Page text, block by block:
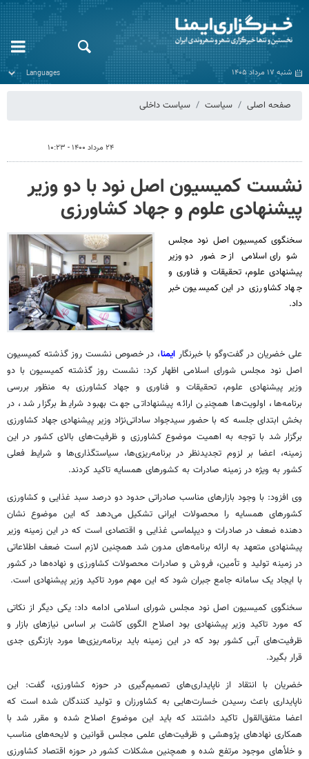
شنبه ۱۷ مرداد ۱۴۰۵
صفحه اصلی سیاست سیاست داخلی
۲۴ مرداد ۱۴۰۰ - ۱۰:۲۳
نشست کمیسیون اصل نود با دو وزیر
پیشنهادی علوم و جهاد کشاورزی
سخنگوی کمیسیون اصل نود مجلس
شورای اسلامی از حضور دو وزیر
پیشنهادی علوم، تحقیقات و فناوری و
جهاد کشاورزی در این کمیسیون خبر
داد.
علی خضریان در گفت‌وگو با خبرنگار ایمنا، در خصوص نشست روز گذشته کمیسیون
اصل نود مجلس شورای اسلامی اظهار کرد: نشست روز گذشته کمیسیون با دو
وزیر پیشنهادی علوم، تحقیقات و فناوری و جهاد کشاورزی به منظور بررسی
برنامه‌ها، اولویت‌ها همچنین ارائه پیشنهاداتی جهت بهبود شرایط برگزار شد، در
بخش ابتدای جلسه که با حضور سیدجواد ساداتی‌نژاد وزیر پیشنهادی جهاد کشاورزی
برگزار شد با توجه به اهمیت موضوع کشاورزی و ظرفیت‌های بالای کشور در این
زمینه، اعضا بر لزوم تجدیدنظر در برنامه‌ریزی‌ها، سیاستگذاری‌ها و شرایط فعلی
کشور به ویژه در زمینه صادرات به کشورهای همسایه تاکید کردند.
وی افزود: با وجود بازارهای مناسب صادراتی حدود دو درصد سبد غذایی و کشاورزی
کشورهای همسایه را محصولات ایرانی تشکیل می‌دهد که این موضوع نشان
دهنده ضعف در صادرات و دیپلماسی غذایی و اقتصادی است که در این زمینه وزیر
پیشنهادی متعهد به ارائه برنامه‌های مدون شد همچنین لازم است ضعف اطلاعاتی
در زمینه تولید و تأمین، فروش و صادرات محصولات کشاورزی و نهاده‌ها در کشور
با ایجاد یک سامانه جامع جبران شود که این مهم مورد تاکید وزیر پیشنهادی است.
سخنگوی کمیسیون اصل نود مجلس شورای اسلامی ادامه داد: یکی دیگر از نکاتی
که مورد تاکید وزیر پیشنهادی بود اصلاح الگوی کاشت بر اساس نیازهای بازار و
ظرفیت‌های آبی کشور بود که در این زمینه باید برنامه‌ریزی‌ها مورد بازنگری جدی
قرار بگیرد.
خضریان با انتقاد از ناپایداری‌های تصمیم‌گیری در حوزه کشاورزی، گفت: این
ناپایداری باعث رسیدن خسارت‌هایی به کشاورزان و تولید کنندگان شده است که
اعضا متفق‌القول تاکید داشتند که باید این موضوع اصلاح شده و مقرر شد با
همکاری نهادهای پژوهشی و ظرفیت‌های علمی مجلس قوانین و لایحه‌های مناسب
وخلأهای موجود مرتفع شده و همچنین مشکلات کشور در حوزه اقتصاد کشاورزی